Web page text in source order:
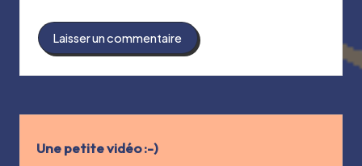
Une petite vidéo :-)